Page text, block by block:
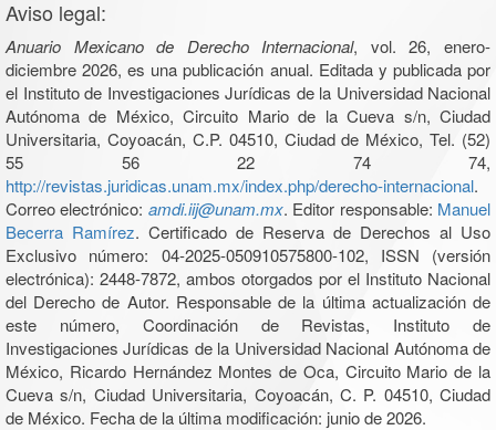
Aviso legal:
Anuario Mexicano de Derecho Internacional, vol. 26, enero-
diciembre 2026, es una publicación anual. Editada y publicada por
el Instituto de Investigaciones Jurídicas de la Universidad Nacional
Autónoma de México, Circuito Mario de la Cueva s/n, Ciudad
Universitaria, Coyoacán, C.P. 04510, Ciudad de México, Tel. (52)
55 56 22 74 74,
http://revistas.juridicas.unam.mx/index.php/derecho-internacional.
Correo electrónico: amdi.iij@unam.mx. Editor responsable: Manuel
Becerra Ramírez. Certificado de Reserva de Derechos al Uso
Exclusivo número: 04-2025-050910575800-102, ISSN (versión
electrónica): 2448-7872, ambos otorgados por el Instituto Nacional
del Derecho de Autor. Responsable de la última actualización de
este número, Coordinación de Revistas, Instituto de
Investigaciones Jurídicas de la Universidad Nacional Autónoma de
México, Ricardo Hernández Montes de Oca, Circuito Mario de la
Cueva s/n, Ciudad Universitaria, Coyoacán, C. P. 04510, Ciudad
de México. Fecha de la última modificación: junio de 2026.